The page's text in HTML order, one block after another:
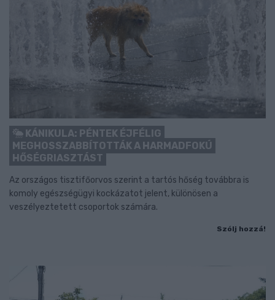
KÁNIKULA: PÉNTEK ÉJFÉLIG
MEGHOSSZABBÍTOTTÁK A HARMADFOKÚ
HŐSÉGRIASZTÁST
Az országos tisztifőorvos szerint a tartós hőség továbbra is
komoly egészségügyi kockázatot jelent, különösen a
veszélyeztetett csoportok számára.
Szólj hozzá!